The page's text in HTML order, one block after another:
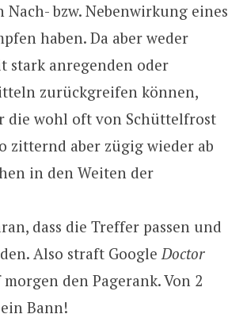
bzw. Nebenwirkung eines
haben. Da aber weder
stark anregenden oder
zurückgreifen können,
die wohl oft von Schüttelfrost
zitternd aber zügig wieder ab
in den Weiten der
dass die Treffer passen und
Also straft GoogleDoctor
den Pagerank. Von 2
Bann!